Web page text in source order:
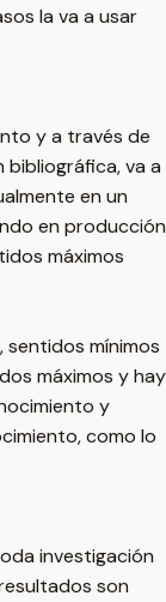
la va a usar
y a través de
va a
en un
en producción
máximos
mínimos
máximos y hay
y
como lo
investigación
son